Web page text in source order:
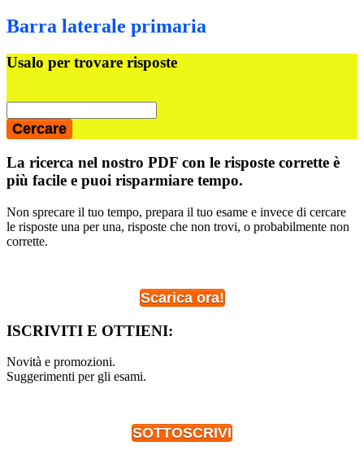
Barra laterale primaria
Usalo per trovare risposte
La ricerca nel nostro PDF con le risposte corrette è
più facile e puoi risparmiare tempo.
Non sprecare il tuo tempo, prepara il tuo esame e invece di cercare
le risposte una per una, risposte che non trovi, o probabilmente non
corrette.
Scarica ora!
ISCRIVITI E OTTIENI:
Novità e promozioni.
Suggerimenti per gli esami.
SOTTOSCRIVI